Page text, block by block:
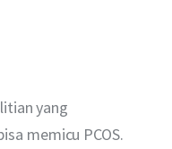
yang
memicu PCOS.